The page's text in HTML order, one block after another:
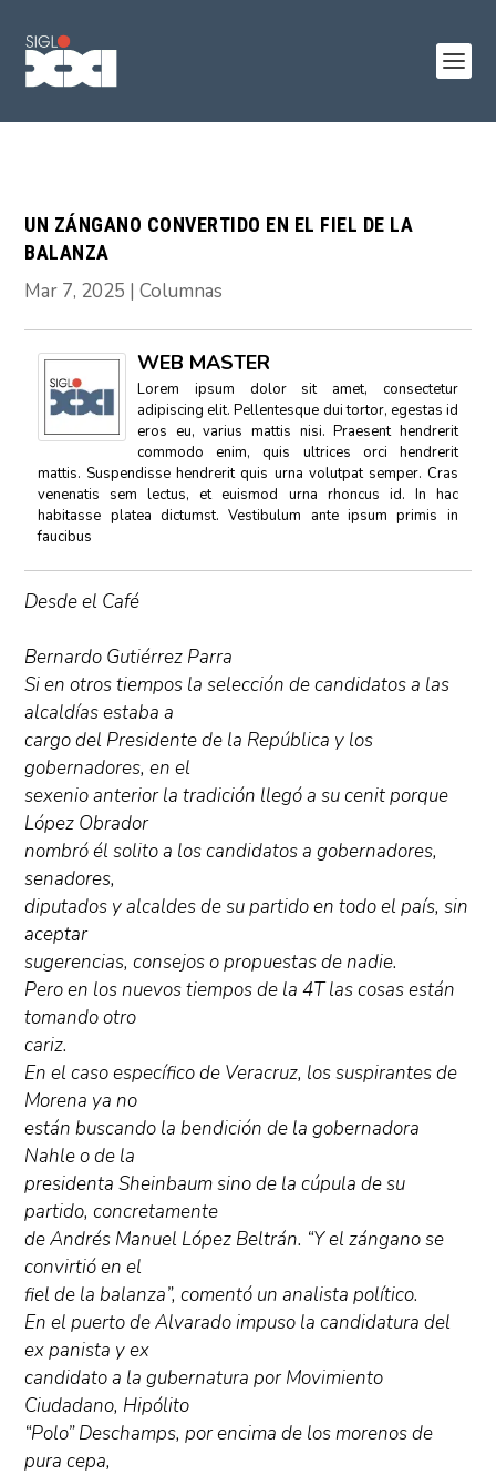
UN ZÁNGANO CONVERTIDO EN EL FIEL DE LA
BALANZA
Mar 7, 2025 |Columnas
WEB MASTER
Lorem ipsum dolor sit amet, consectetur
adipiscing elit. Pellentesque dui tortor, egestas id
eros eu, varius mattis nisi. Praesent hendrerit
commodo enim, quis ultrices orci hendrerit
mattis. Suspendisse hendrerit quis urna volutpat semper. Cras
venenatis sem lectus, et euismod urna rhoncus id. In hac
habitasse platea dictumst. Vestibulum ante ipsum primis in
faucibus
Desde el Café
Bernardo Gutiérrez Parra
Si en otros tiempos la selección de candidatos a las
alcaldías estaba a
cargo del Presidente de la República y los
gobernadores, en el
sexenio anterior la tradición llegó a su cenit porque
López Obrador
nombró él solito a los candidatos a gobernadores,
senadores,
diputados y alcaldes de su partido en todo el país, sin
aceptar
sugerencias, consejos o propuestas de nadie.
Pero en los nuevos tiempos de la 4T las cosas están
tomando otro
cariz.
En el caso específico de Veracruz, los suspirantes de
Morena ya no
están buscando la bendición de la gobernadora
Nahle o de la
presidenta Sheinbaum sino de la cúpula de su
partido, concretamente
de Andrés Manuel López Beltrán. “Y el zángano se
convirtió en el
fiel de la balanza”, comentó un analista político.
En el puerto de Alvarado impuso la candidatura del
ex panista y ex
candidato a la gubernatura por Movimiento
Ciudadano, Hipólito
“Polo” Deschamps, por encima de los morenos de
pura cepa,